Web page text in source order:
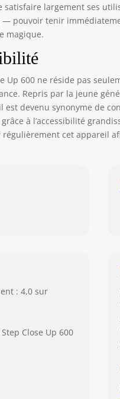
largement ses
pouvoir tenir
magique.
Up 600 ne réside pas
Repris par la jeune
est devenu synonyme de
à l’accessibilité
cet appareil
: 4,0 sur
Close Up 600